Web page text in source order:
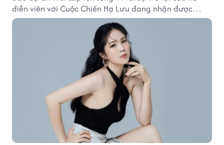
diễn viên với Cuộc Chiến Hạ Lưu đang nhận được
nhiều sự quan tâm.